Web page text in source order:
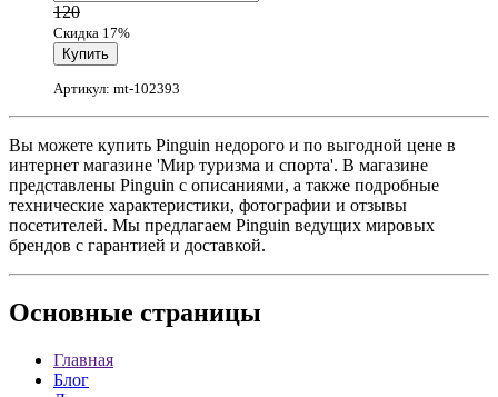
120
Скидка 17%
Артикул: mt-102393
Вы можете купить Pinguin недорого и по выгодной цене в
интернет магазине 'Мир туризма и спорта'. В магазине
представлены Pinguin с описаниями, а также подробные
технические характеристики, фотографии и отзывы
посетителей. Мы предлагаем Pinguin ведущих мировых
брендов с гарантией и доставкой.
Основные страницы
Главная
Блог